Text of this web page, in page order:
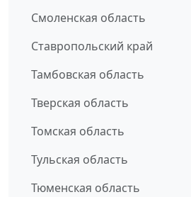
Смоленская область
Ставропольский край
Тамбовская область
Тверская область
Томская область
Тульская область
Тюменская область